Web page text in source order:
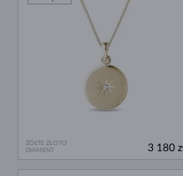
ŻÓŁTE ZŁOTO
DIAMENT
3 180